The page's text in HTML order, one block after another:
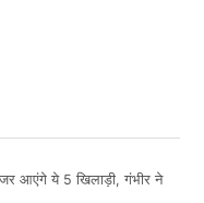
आएंगे ये 5 खिलाड़ी, गंभीर ने